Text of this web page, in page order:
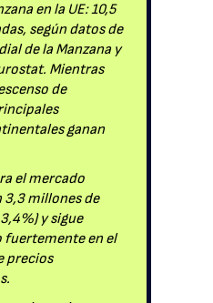
en la UE: 10,5
según datos de
de la Manzana y
Mientras
de
ganan
el mercado
3,3 millones de
y sigue
fuertemente en el
precios